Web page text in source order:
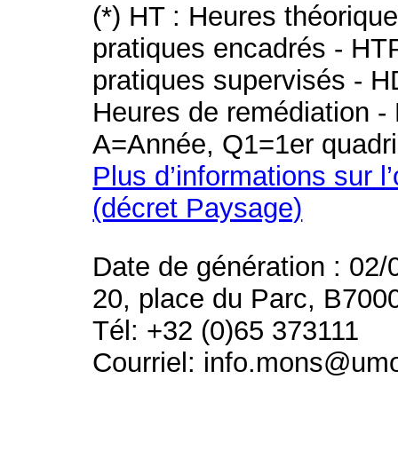
(*) HT : Heures
pratiques encadrés -
pratiques supervisés -
Heures de remédiation
A=Année, Q1=1er
Plus d’informations sur
(décret Paysage)
Date de génération : 02/
20, place du Parc,
Tél: +32 (0)65 373111
Courriel: